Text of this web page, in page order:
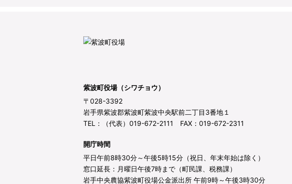
紫波町役場（シワチョウ）
〒028-3392
岩手県紫波郡紫波町紫波中央駅前二丁目3番地１
TEL：（代表）019-672-2111 FAX：019-672-2311
開庁時間
平日午前8時30分～午後5時15分（祝日、年末年始は除く）
窓口延長：月曜日午後7時まで（町民課、税務課）
岩手中央農協紫波町役場公金派出所 午前9時～午後3時30分